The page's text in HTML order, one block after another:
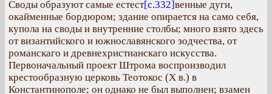
Своды образуют самые естест[с.332]венные дуги,
окайменные бордюром; здание опирается на само себя,
купола на своды и внутренние столбы; много взято здесь
от византийского и южнославянского зодчества, от
романскаго и древнехристианскаго искусства.
Первоначальный проект Штрома воспроизводил
крестообразную церковь Теотокос (X в.) в
Константинополе; он однако не был выполнен; взамен